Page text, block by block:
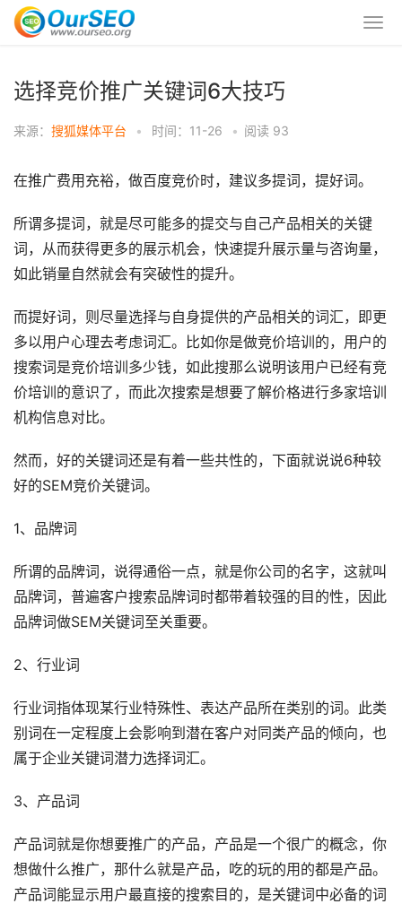
选择竞价推广关键词6大技巧
来源： 搜狐媒体平台 • 时间：11-26 • 阅读 93
在推广费用充裕，做百度竞价时，建议多提词，提好词。
所谓多提词，就是尽可能多的提交与自己产品相关的关键
词，从而获得更多的展示机会，快速提升展示量与咨询量，
如此销量自然就会有突破性的提升。
而提好词，则尽量选择与自身提供的产品相关的词汇，即更
多以用户心理去考虑词汇。比如你是做竞价培训的，用户的
搜索词是竞价培训多少钱，如此搜那么说明该用户已经有竞
价培训的意识了，而此次搜索是想要了解价格进行多家培训
机构信息对比。
然而，好的关键词还是有着一些共性的，下面就说说6种较
好的SEM竞价关键词。
1、品牌词
所谓的品牌词，说得通俗一点，就是你公司的名字，这就叫
品牌词，普遍客户搜索品牌词时都带着较强的目的性，因此
品牌词做SEM关键词至关重要。
2、行业词
行业词指体现某行业特殊性、表达产品所在类别的词。此类
别词在一定程度上会影响到潜在客户对同类产品的倾向，也
属于企业关键词潜力选择词汇。
3、产品词
产品词就是你想要推广的产品，产品是一个很广的概念，你
想做什么推广，那什么就是产品，吃的玩的用的都是产品。
产品词能显示用户最直接的搜索目的，是关键词中必备的词